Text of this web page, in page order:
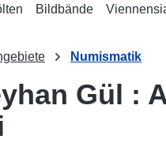
Bildbände
Numismatik
Gül :